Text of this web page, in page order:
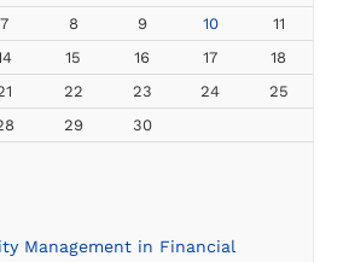
7 8 9 10
11
15 16 17
18
22 23 24
25
29 30
Management in Financial